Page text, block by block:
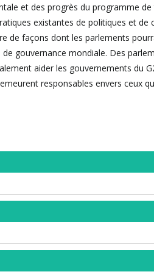
et des progrès du programme de
existantes de politiques et
de façons dont les parlements
gouvernance mondiale. Des
aider les gouvernements du
responsables envers ceux